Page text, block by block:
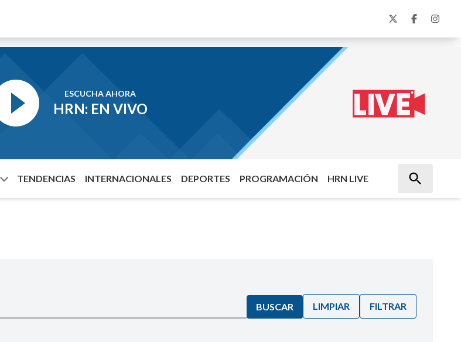
ESCUCHA AHORA
HRN: EN VIVO
TENDENCIAS INTERNACIONALES DEPORTES PROGRAMACIÓN HRN LIVE
BUSCAR LIMPIAR FILTRAR